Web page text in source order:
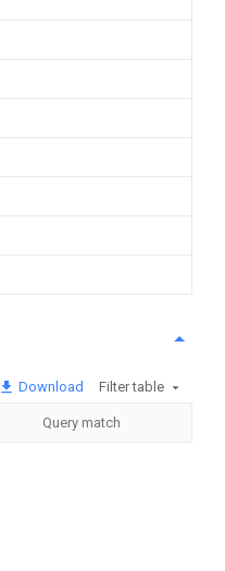
Download Filter table
Query match